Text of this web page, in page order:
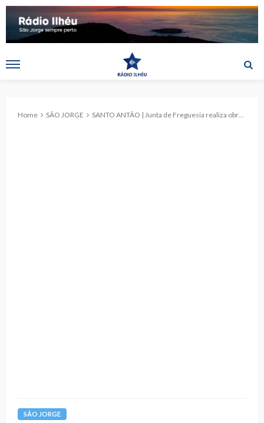
Home SÃO JORGE SANTO ANTÃO | Junta de Freguesia realiza obras de manutenção e conservação na Fajã de São João
SÃO JORGE